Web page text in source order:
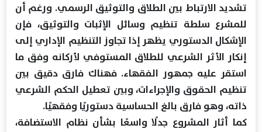
تشديد الارتباط بين الطلاق والتوثيق الرسمي. ورغم أن
للمشرع سلطة تنظيم وسائل الإثبات والتوثيق، فإن
الإشكال الدستوري يظهر إذا تجاوز التنظيم الإداري إلى
إنكار الأثر الشرعي للطلاق المستوفي لأركانه وفق ما
استقر عليه جمهور الفقهاء. فهناك فارق دقيق بين
تنظيم الحقوق والإجراءات، وبين تعطيل الحكم الشرعي
ذاته، وهو فارق بالغ الحساسية دستوريًا وفقهيًا.
كما أثار المشروع جدلًا واسعًا بشأن نظام الاستضافة،